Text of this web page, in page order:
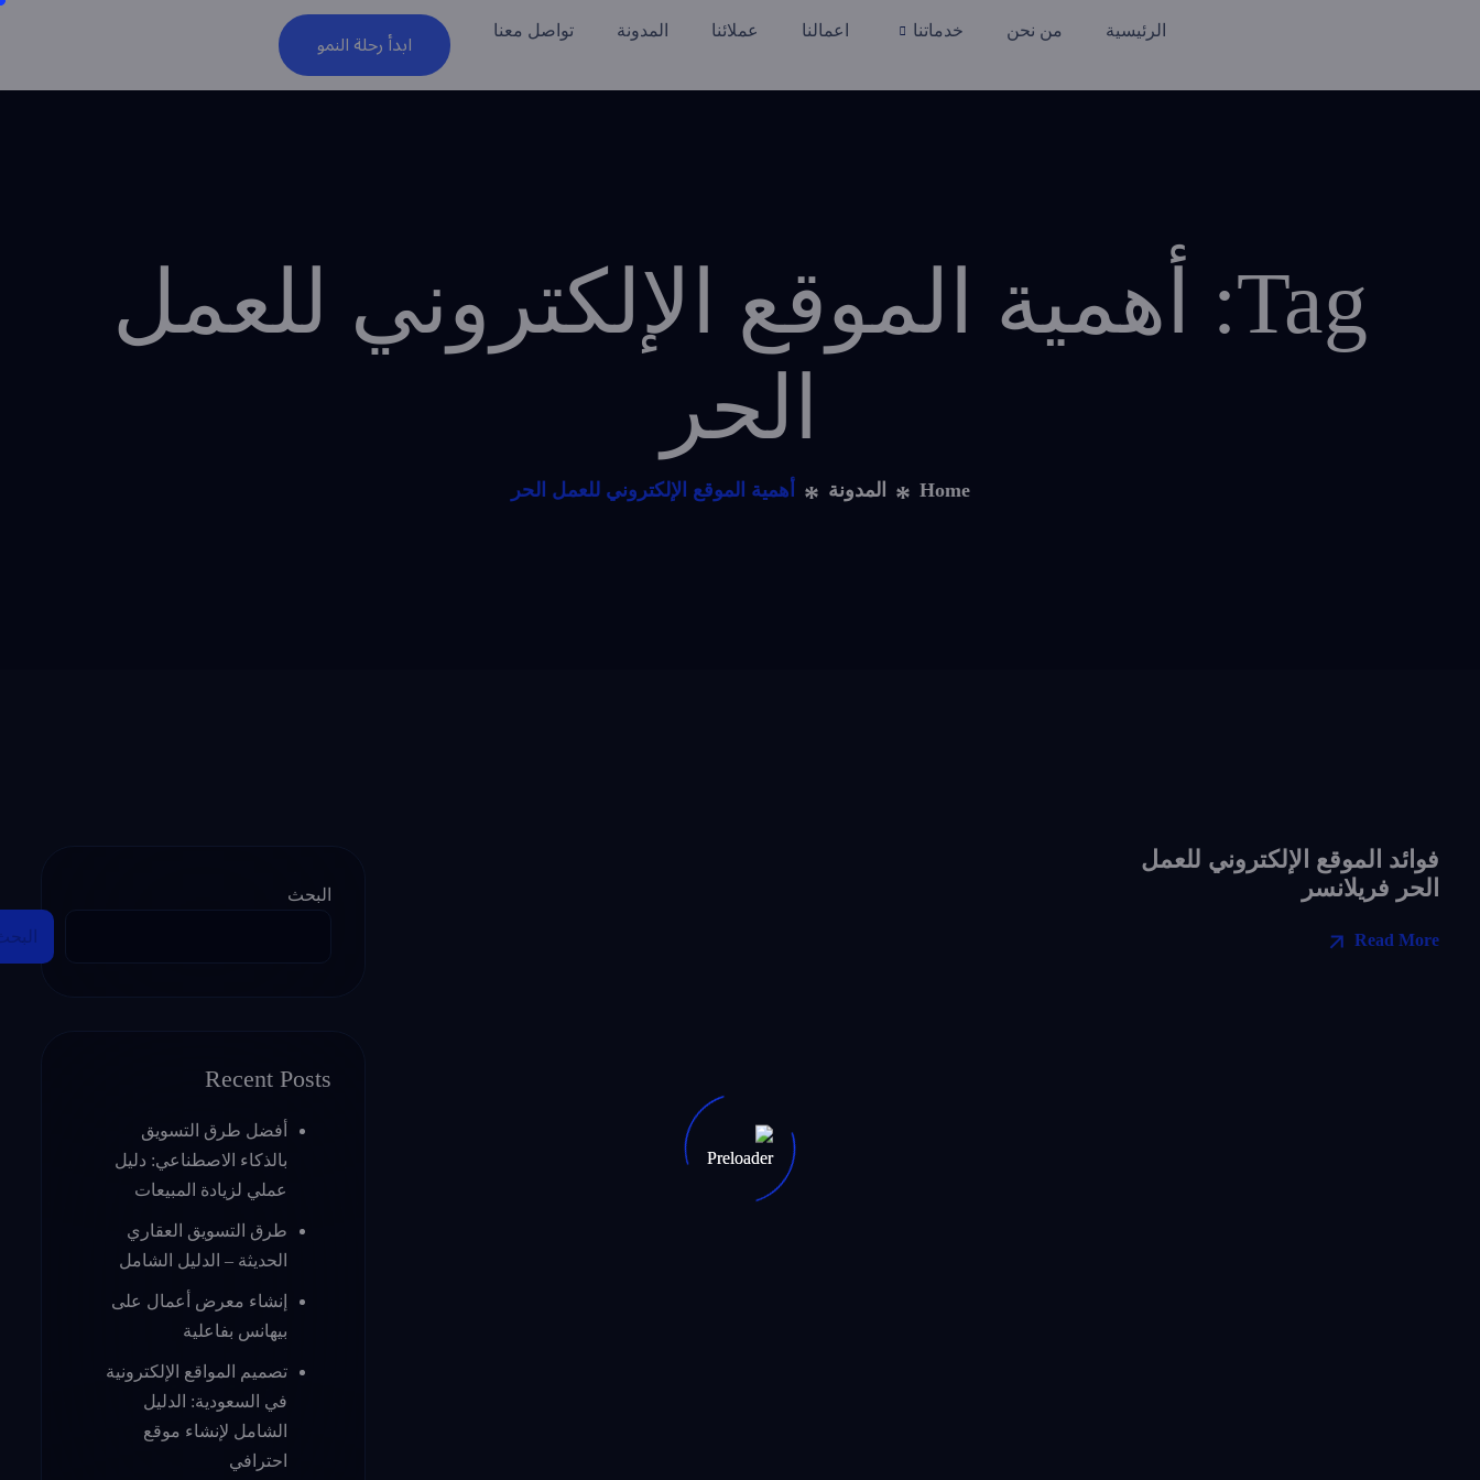
الرئيسية من نحن خدماتنا اعمالنا عملائنا المدونة تواصل معنا ابدأ رحلة النمو
Tag: أهمية الموقع الإلكتروني للعمل
الحر
Home المدونة أهمية الموقع الإلكتروني للعمل الحر
فوائد الموقع الإلكتروني للعمل
الحر فريلانسر
Read More
البحث
Recent Posts
أفضل طرق التسويق
بالذكاء الاصطناعي: دليل
عملي لزيادة المبيعات
طرق التسويق العقاري
الحديثة – الدليل الشامل
إنشاء معرض أعمال على
بيهانس بفاعلية
تصميم المواقع الإلكترونية
في السعودية: الدليل
الشامل لإنشاء موقع
احترافي